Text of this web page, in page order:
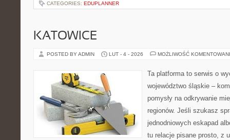
CATEGORIES: EDUPLANNER
KATOWICE
POSTED BY ADMIN LUT - 4 - 2026 MOŻLIWOŚĆ
Ta platforma to serwis o
województwo śląskie –
pomysły na odkrywanie
regionów. Jeśli szukasz
jednodniowych eskapad
tu relacje pisane prosto, z